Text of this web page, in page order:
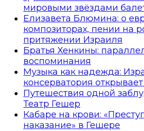
мировыми звёздами
Елизавета Блюмина: о
композиторах, пении на
притяжении Израиля
Братья Хенкины:
воспоминания
Музыка как надежда:
консерватория
Путешествия одной
Театр Гешер
Кабаре на крови:
наказание» в Гешере